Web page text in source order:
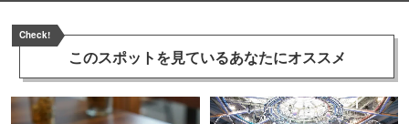
Check!
このスポットを見ているあなたにオススメ